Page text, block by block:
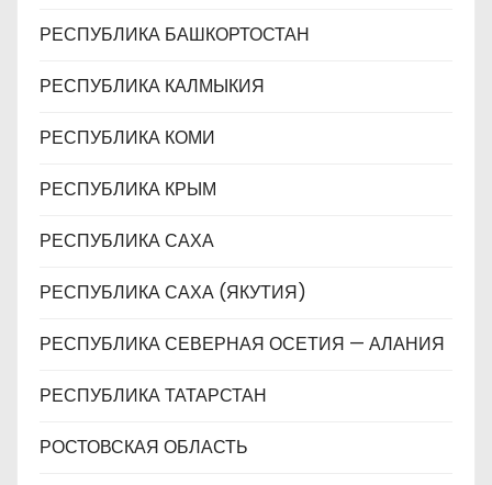
РЕСПУБЛИКА БАШКОРТОСТАН
РЕСПУБЛИКА КАЛМЫКИЯ
РЕСПУБЛИКА КОМИ
РЕСПУБЛИКА КРЫМ
РЕСПУБЛИКА САХА
РЕСПУБЛИКА САХА (ЯКУТИЯ)
РЕСПУБЛИКА СЕВЕРНАЯ ОСЕТИЯ — АЛАНИЯ
РЕСПУБЛИКА ТАТАРСТАН
РОСТОВСКАЯ ОБЛАСТЬ